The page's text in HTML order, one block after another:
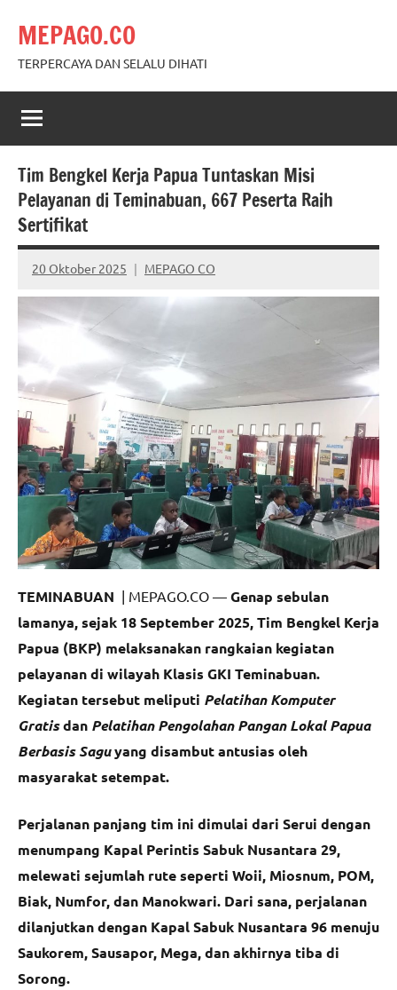
content
MEPAGO.CO
TERPERCAYA DAN SELALU DIHATI
Tim Bengkel Kerja Papua Tuntaskan Misi
Pelayanan di Teminabuan, 667 Peserta Raih
Sertifikat
20 Oktober 2025 MEPAGO CO
No
comments
TEMINABUAN | MEPAGO.CO — Genap sebulan
lamanya, sejak 18 September 2025, Tim Bengkel Kerja
Papua (BKP) melaksanakan rangkaian kegiatan
pelayanan di wilayah Klasis GKI Teminabuan.
Kegiatan tersebut meliputi Pelatihan Komputer
Gratisdan Pelatihan Pengolahan Pangan Lokal Papua
Berbasis Saguyang disambut antusias oleh
masyarakat setempat.
Perjalanan panjang tim ini dimulai dari Serui dengan
menumpang Kapal Perintis Sabuk Nusantara 29,
melewati sejumlah rute seperti Woii, Miosnum, POM,
Biak, Numfor, dan Manokwari. Dari sana, perjalanan
dilanjutkan dengan Kapal Sabuk Nusantara 96 menuju
Saukorem, Sausapor, Mega, dan akhirnya tiba di
Sorong.